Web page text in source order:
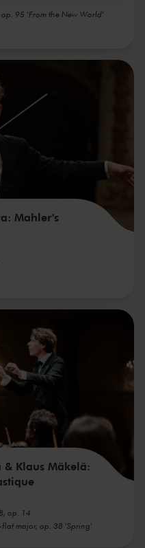
95 'From the New World'
Mahler's
& Klaus Mäkelä:
op. 14
major, op. 38 'Spring'